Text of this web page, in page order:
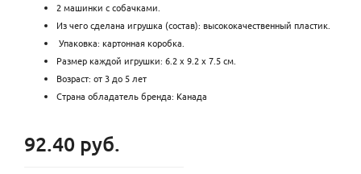
2 машинки с собачками.
Из чего сделана игрушка (состав): высококачественный пластик.
Упаковка: картонная коробка.
Размер каждой игрушки: 6.2 х 9.2 х 7.5 см.
Возраст: от 3 до 5 лет
Страна обладатель бренда: Канада
92.40 руб.